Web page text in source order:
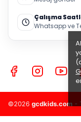
Çalışma
Whatsapp ve
©2026 gcdkids.com -